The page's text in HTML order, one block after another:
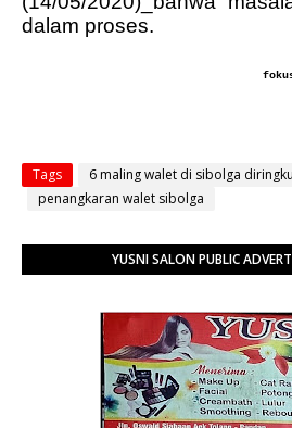
dalam proses.
Tags
6 maling walet di sibolga
penangkaran walet sibolga
YUSNI SALON PUBLIC